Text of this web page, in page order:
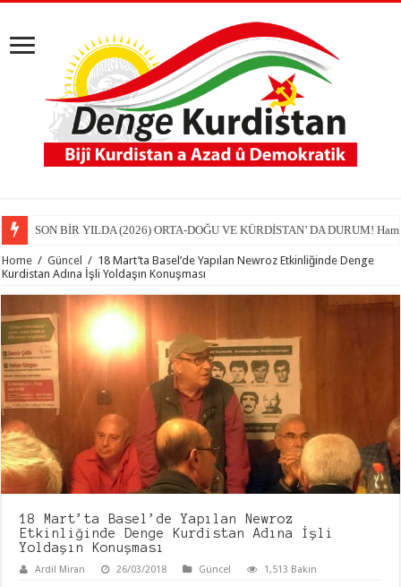
SON BİR YILDA (2026) ORTA-DOĞU VE KÜRDİSTAN’ DA DURUM!
Home / Güncel / 18 Mart’ta Basel’de Yapılan Newroz Etkinliğinde Denge
Kurdistan Adına İşli Yoldaşın Konuşması
18 Mart’ta Basel’de Yapılan Newroz
Etkinliğinde Denge Kurdistan Adına İşli
Yoldaşın Konuşması
Ardil Miran 26/03/2018 Güncel 1,513 Bakın